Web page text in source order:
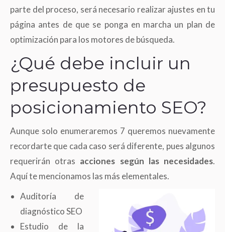
parte del proceso, será necesario realizar ajustes en tu
página antes de que se ponga en marcha un plan de
optimización para los motores de búsqueda.
¿Qué debe incluir un
presupuesto de
posicionamiento SEO?
Aunque solo enumeraremos 7 queremos nuevamente
recordarte que cada caso será diferente, pues algunos
requerirán otras acciones según las necesidades.
Aquí te mencionamos las más elementales.
Auditoría de
diagnóstico SEO
Estudio de la